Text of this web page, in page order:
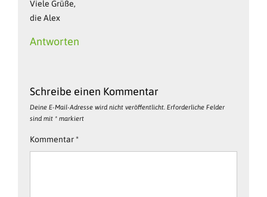
Viele Grüße,
die Alex
Antworten
Schreibe einen Kommentar
Deine E-Mail-Adresse wird nicht veröffentlicht. Erforderliche Felder
sind mit * markiert
Kommentar*